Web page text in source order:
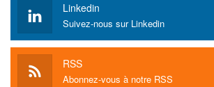
Linkedin
Suivez-nous sur Linkedin
RSS
Abonnez-vous à notre RSS